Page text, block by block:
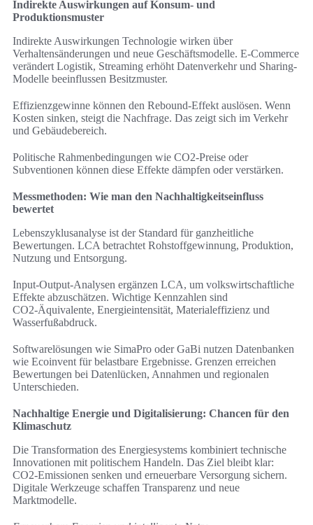
Indirekte Auswirkungen auf Konsum- und
Produktionsmuster
Indirekte Auswirkungen Technologie wirken über
Verhaltensänderungen und neue Geschäftsmodelle. E‑Commerce
verändert Logistik, Streaming erhöht Datenverkehr und Sharing-
Modelle beeinflussen Besitzmuster.
Effizienzgewinne können den Rebound-Effekt auslösen. Wenn
Kosten sinken, steigt die Nachfrage. Das zeigt sich im Verkehr
und Gebäudebereich.
Politische Rahmenbedingungen wie CO2-Preise oder
Subventionen können diese Effekte dämpfen oder verstärken.
Messmethoden: Wie man den Nachhaltigkeitseinfluss
bewertet
Lebenszyklusanalyse ist der Standard für ganzheitliche
Bewertungen. LCA betrachtet Rohstoffgewinnung, Produktion,
Nutzung und Entsorgung.
Input-Output-Analysen ergänzen LCA, um volkswirtschaftliche
Effekte abzuschätzen. Wichtige Kennzahlen sind
CO2‑Äquivalente, Energieintensität, Materialeffizienz und
Wasserfußabdruck.
Softwarelösungen wie SimaPro oder GaBi nutzen Datenbanken
wie Ecoinvent für belastbare Ergebnisse. Grenzen erreichen
Bewertungen bei Datenlücken, Annahmen und regionalen
Unterschieden.
Nachhaltige Energie und Digitalisierung: Chancen für den
Klimaschutz
Die Transformation des Energiesystems kombiniert technische
Innovationen mit politischem Handeln. Das Ziel bleibt klar:
CO2-Emissionen senken und erneuerbare Versorgung sichern.
Digitale Werkzeuge schaffen Transparenz und neue
Marktmodelle.